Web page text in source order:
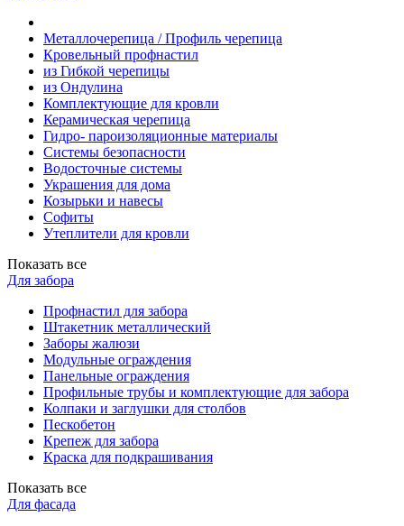
Металлочерепица / Профиль черепица
Кровельный профнастил
из Гибкой черепицы
из Ондулина
Комплектующие для кровли
Керамическая черепица
Гидро- пароизоляционные материалы
Системы безопасности
Водосточные системы
Украшения для дома
Козырьки и навесы
Софиты
Утеплители для кровли
Показать все
Для забора
Профнастил для забора
Штакетник металлический
Заборы жалюзи
Модульные ограждения
Панельные ограждения
Профильные трубы и комплектующие для забора
Колпаки и заглушки для столбов
Пескобетон
Крепеж для забора
Краска для подкрашивания
Показать все
Для фасада